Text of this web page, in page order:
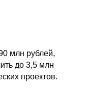
млн рублей,
до 3,5 млн
проектов.